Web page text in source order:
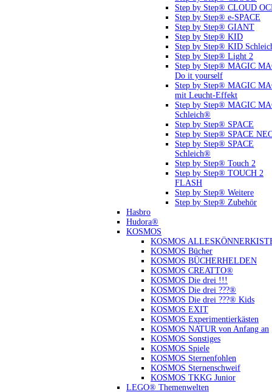
Step by Step® CLOUD
Step by Step® e-SPACE
Step by Step® GIANT
Step by Step® KID
Step by Step® KID
Step by Step® Light 2
Step by Step® MAGIC
Do it yourself
Step by Step® MAGIC
mit Leucht-Effekt
Step by Step® MAGIC
Schleich®
Step by Step® SPACE
Step by Step® SPACE
Step by Step® SPACE
Schleich®
Step by Step® Touch 2
Step by Step® TOUCH 2
FLASH
Step by Step® Weitere
Step by Step® Zubehör
Hasbro
Hudora®
KOSMOS
KOSMOS
KOSMOS Bücher
KOSMOS BÜCHERHELDEN
KOSMOS CREATTO®
KOSMOS Die drei !!!
KOSMOS Die drei ???®
KOSMOS Die drei ???® Kids
KOSMOS EXIT
KOSMOS Experimentierkästen
KOSMOS NATUR von Anfang an
KOSMOS Sonstiges
KOSMOS Spiele
KOSMOS Sternenfohlen
KOSMOS Sternenschweif
KOSMOS TKKG Junior
LEGO® Themenwelten